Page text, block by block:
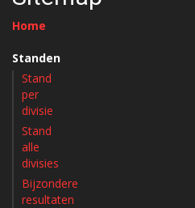
Home
Standen
Stand
per
divisie
Stand
alle
divisies
Bijzondere
resultaten